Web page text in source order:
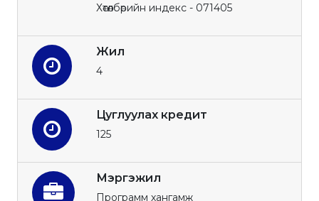
Хөтөлбөрийн индекс - 071405
Жил
4
Цуглуулах кредит
125
Мэргэжил
Программ хангамж